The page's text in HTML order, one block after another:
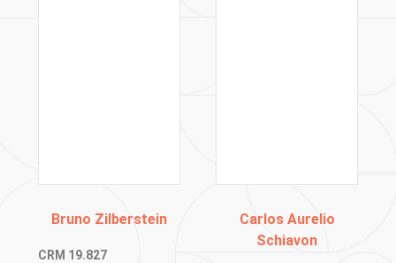
Bruno Zilberstein
CRM 19.827
Carlos Aurelio
Schiavon